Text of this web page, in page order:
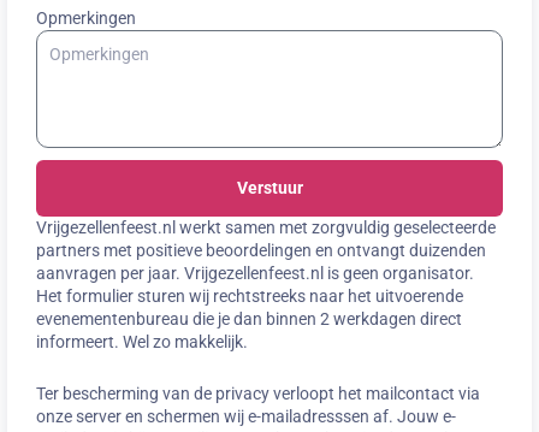
Opmerkingen
Verstuur
Vrijgezellenfeest.nl werkt samen met zorgvuldig geselecteerde
partners met positieve beoordelingen en ontvangt duizenden
aanvragen per jaar. Vrijgezellenfeest.nl is geen organisator.
Het formulier sturen wij rechtstreeks naar het uitvoerende
evenementenbureau die je dan binnen 2 werkdagen direct
informeert. Wel zo makkelijk.
Ter bescherming van de privacy verloopt het mailcontact via
onze server en schermen wij e-mailadresssen af. Jouw e-